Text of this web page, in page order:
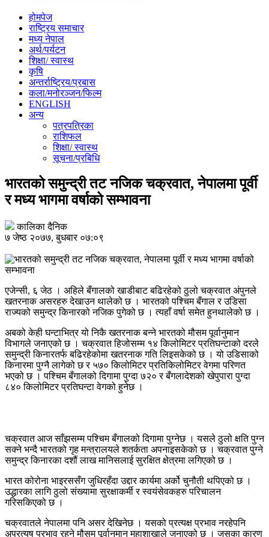
होमपेज
राष्ट्रिय समाचार
मध्य नेपाल
अर्थ/पर्यटन
शिक्षा/ स्वास्थ
कृषि
अन्तर्राष्ट्रिय/प्रबास
कला/मनोरञ्जन/फिल्म
ENGLISH
अन्य
पत्रपत्रिका
राशिफल
शिक्षा/ स्वास्थ
सूचना/प्रबिधि
भारतको समुन्द्री तट नजिक चक्रवात, नेपालमा पूर्वी
र मध्य भागमा वर्षाको सम्भावना
कालिका दैनिक
७ जेष्ठ २०७७, बुधबार ०७:०९
एजेन्सी, ६ जेठ । अहिले बँगालको खाडीबाट बढिरहेको ठुलो चक्रवात अंपुनले
खतरनाक असरहरु देखाउन थालेको छ । भारतको पश्चिम बँगाल र उडिसा
राज्यको समुन्द्र किनारको नजिक पुगेको छ । त्यहाँ वर्षा समेत हुनथालेको छ ।
अबको केही घन्टाभित्र यो निकै खतरनाक बन्ने भारतको मौसम पूर्वानुमान
विभागले जनाएको छ । चक्रवात हिजोसम्म १४ किलोमिटर प्रतिघन्टाको दरले
समुन्द्री किनारतर्फ बढिरहेकोमा खतरनाक गति लिइसकेको छ । यो उडिसाको
किनारमा पुग्नै लागेको छ र ५७० किलोमिटर प्रतिकिलोमिटर वेगमा परिणत
भएको छ । पश्चिम बँगालको दिगामा पुग्दा ७२० र बँगलादेशको खेपुपारा पुग्दा
८४० किलोमिटर प्रतिघन्टा वेगको हुनेछ ।
चक्रवात आज साँझसम्म पश्चिम बँगालको दिगामा पुग्नेछ । यसले ठुलो क्षति पुग्न
सक्ने भन्दै भारतको गृह मन्त्रालयले शतर्कता अपनाइसकेको छ । चक्रवात पुग्ने
समुन्द्र किनारका दशौं लाख मानिसलाई सुरक्षित क्षेत्रमा लगिएको छ ।
भारत कोरोना भाइरससँग जुधिरहँदा उद्दार कार्यमा अर्को चुनौती थपिएको छ ।
उद्धारका लागि ठुलो संख्यामा सुरक्षाकर्मी र स्वयंसेवकहरु परिचालन
गरिसकिएको छ ।
चक्रवातले नेपालमा पनि असर देखिनेछ । यसको प्रत्यक्ष प्रभाव नरहेपनि
अप्रत्यष प्रभाव रहने मौसम पूर्वानुमान महाशाखाले जनाएको छ । जसका कारण